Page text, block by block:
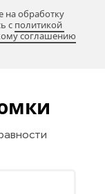
на обработку
c политикой
соглашению